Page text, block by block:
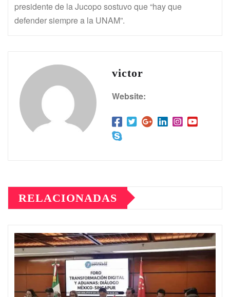
presidente de la Jucopo sostuvo que “hay que
defender siempre a la UNAM”.
victor
Website:
RELACIONADAS